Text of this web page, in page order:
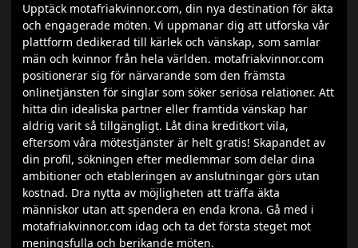
Upptäck motafriakvinnor.com, din nya destination för äkta
och engagerade möten. Vi uppmanar dig att utforska vår
plattform dedikerad till kärlek och vänskap, som samlar
män och kvinnor från hela världen. motafriakvinnor.com
positionerar sig för närvarande som den främsta
onlinetjänsten för singlar som söker seriösa relationer. Att
hitta din idealiska partner eller framtida vänskap har
aldrig varit så tillgängligt. Låt dina kreditkort vila,
eftersom våra mötestjänster är helt gratis! Skapandet av
din profil, sökningen efter medlemmar som delar dina
ambitioner och etableringen av anslutningar görs utan
kostnad. Dra nytta av möjligheten att träffa äkta
människor utan att spendera en enda krona. Gå med i
motafriakvinnor.com idag och ta det första steget mot
meningsfulla och berikande möten.